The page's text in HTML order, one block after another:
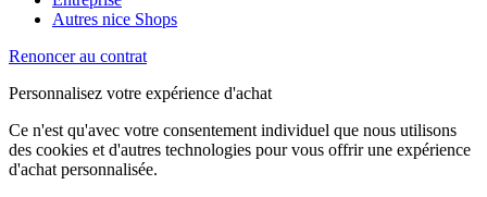
Autres nice Shops
Renoncer au contrat
Personnalisez votre expérience d'achat
Ce n'est qu'avec votre consentement individuel que nous utilisons
des cookies et d'autres technologies pour vous offrir une expérience
d'achat personnalisée.